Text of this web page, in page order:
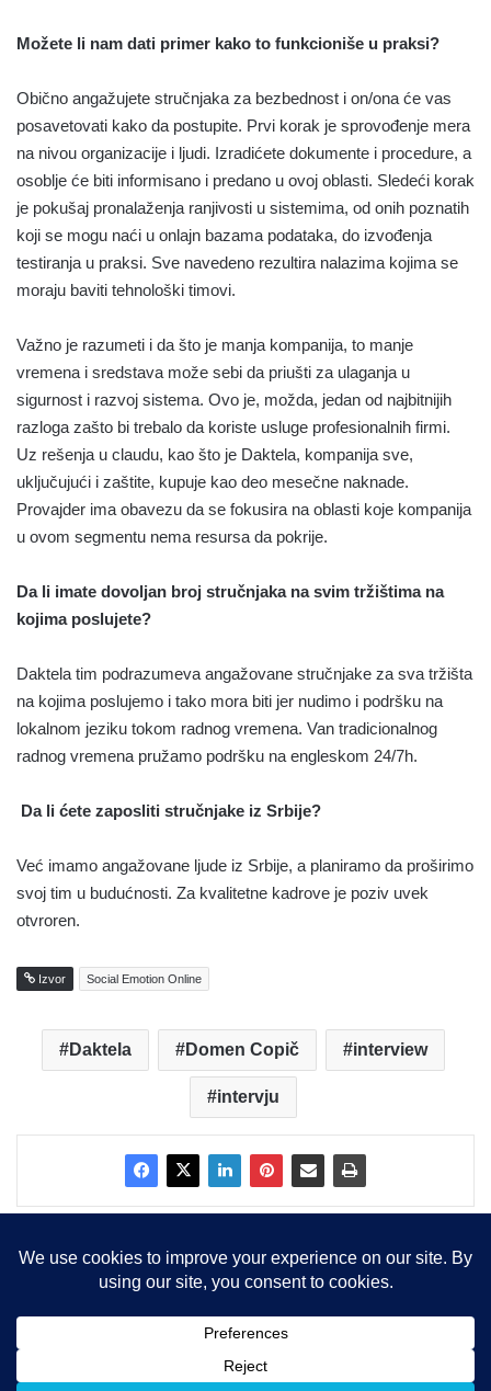
Možete li nam dati primer kako to funkcioniše u praksi?
Obično angažujete stručnjaka za bezbednost i on/ona će vas
posavetovati kako da postupite. Prvi korak je sprovođenje mera
na nivou organizacije i ljudi. Izradićete dokumente i procedure, a
osoblje će biti informisano i predano u ovoj oblasti. Sledeći korak
je pokušaj pronalaženja ranjivosti u sistemima, od onih poznatih
koji se mogu naći u onlajn bazama podataka, do izvođenja
testiranja u praksi. Sve navedeno rezultira nalazima kojima se
moraju baviti tehnološki timovi.
Važno je razumeti i da što je manja kompanija, to manje
vremena i sredstava može sebi da priušti za ulaganja u
sigurnost i razvoj sistema. Ovo je, možda, jedan od najbitnijih
razloga zašto bi trebalo da koriste usluge profesionalnih firmi.
Uz rešenja u claudu, kao što je Daktela, kompanija sve,
uključujući i zaštite, kupuje kao deo mesečne naknade.
Provajder ima obavezu da se fokusira na oblasti koje kompanija
u ovom segmentu nema resursa da pokrije.
Da li imate dovoljan broj stručnjaka na svim tržištima na
kojima poslujete?
Daktela tim podrazumeva angažovane stručnjake za sva tržišta
na kojima poslujemo i tako mora biti jer nudimo i podršku na
lokalnom jeziku tokom radnog vremena. Van tradicionalnog
radnog vremena pružamo podršku na engleskom 24/7h.
Da li ćete zaposliti stručnjake iz Srbije?
Već imamo angažovane ljude iz Srbije, a planiramo da proširimo
svoj tim u budućnosti. Za kvalitetne kadrove je poziv uvek
otvroren.
Izvor Social Emotion Online
Daktela Domen Copič interview
intervju
Copyright © 2015-2025, Sva prava zadržana | LBS Team d.o.o.
Facebook
X LinkedIn